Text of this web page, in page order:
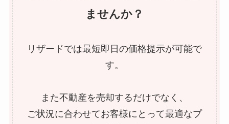
ませんか？
リザードでは最短即日の価格提示が可能で
す。
また不動産を売却するだけでなく、
ご状況に合わせてお客様にとって最適なプ